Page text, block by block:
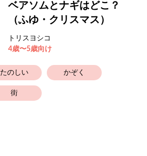
ベアソムとナギはどこ？
（ふゆ・クリスマス）
トリスヨシコ
4歳〜5歳向け
たのしい かぞく
街